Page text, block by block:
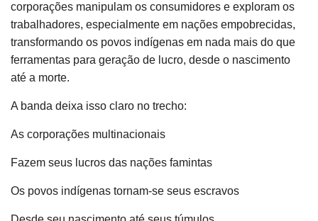
corporações manipulam os consumidores e exploram os
trabalhadores, especialmente em nações empobrecidas,
transformando os povos indígenas em nada mais do que
ferramentas para geração de lucro, desde o nascimento
até a morte.
A banda deixa isso claro no trecho:
As corporações multinacionais
Fazem seus lucros das nações famintas
Os povos indígenas tornam-se seus escravos